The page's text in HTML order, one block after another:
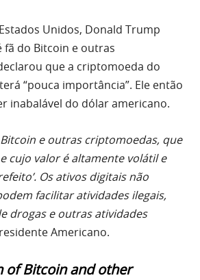
Unidos, Donald Trump
fã do Bitcoin e outras
que a criptomoeda do
“pouca importância”. Ele então
inabalável do dólar americano.
Bitcoin e outras criptomoedas, que
cujo valor é altamente volátil e
Os ativos digitais não
facilitar atividades ilegais,
drogas e outras atividades
Americano.
of Bitcoin and other